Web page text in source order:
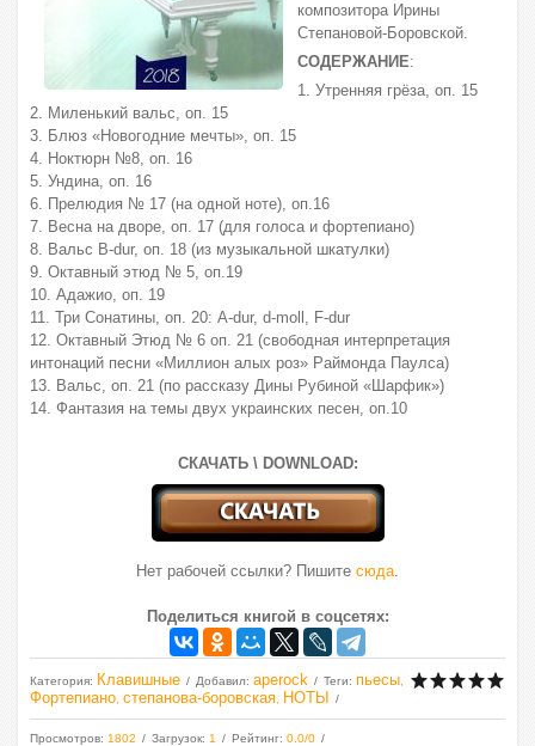
композитора Ирины
Степановой-Боровской.
СОДЕРЖАНИЕ:
1. Утренняя грёза, оп. 15
2. Миленький вальс, оп. 15
3. Блюз «Новогодние мечты», оп. 15
4. Ноктюрн №8, оп. 16
5. Ундина, оп. 16
6. Прелюдия № 17 (на одной ноте), оп.16
7. Весна на дворе, оп. 17 (для голоса и фортепиано)
8. Вальс B-dur, оп. 18 (из музыкальной шкатулки)
9. Октавный этюд № 5, оп.19
10. Адажио, оп. 19
11. Три Сонатины, оп. 20: A-dur, d-moll, F-dur
12. Октавный Этюд № 6 оп. 21 (свободная интерпретация
интонаций песни «Миллион алых роз» Раймонда Паулса)
13. Вальс, оп. 21 (по рассказу Дины Рубиной «Шарфик»)
14. Фантазия на темы двух украинских песен, оп.10
СКАЧАТЬ \ DOWNLOAD:
Нет рабочей ссылки? Пишите сюда.
Поделиться книгой в соцсетях:
Категория: Клавишные Добавил: aperock Теги: пьесы
Фортепиано степанова-боровская НОТЫ
Просмотров: 1802 Загрузок: 1 Рейтинг: 0.0/0